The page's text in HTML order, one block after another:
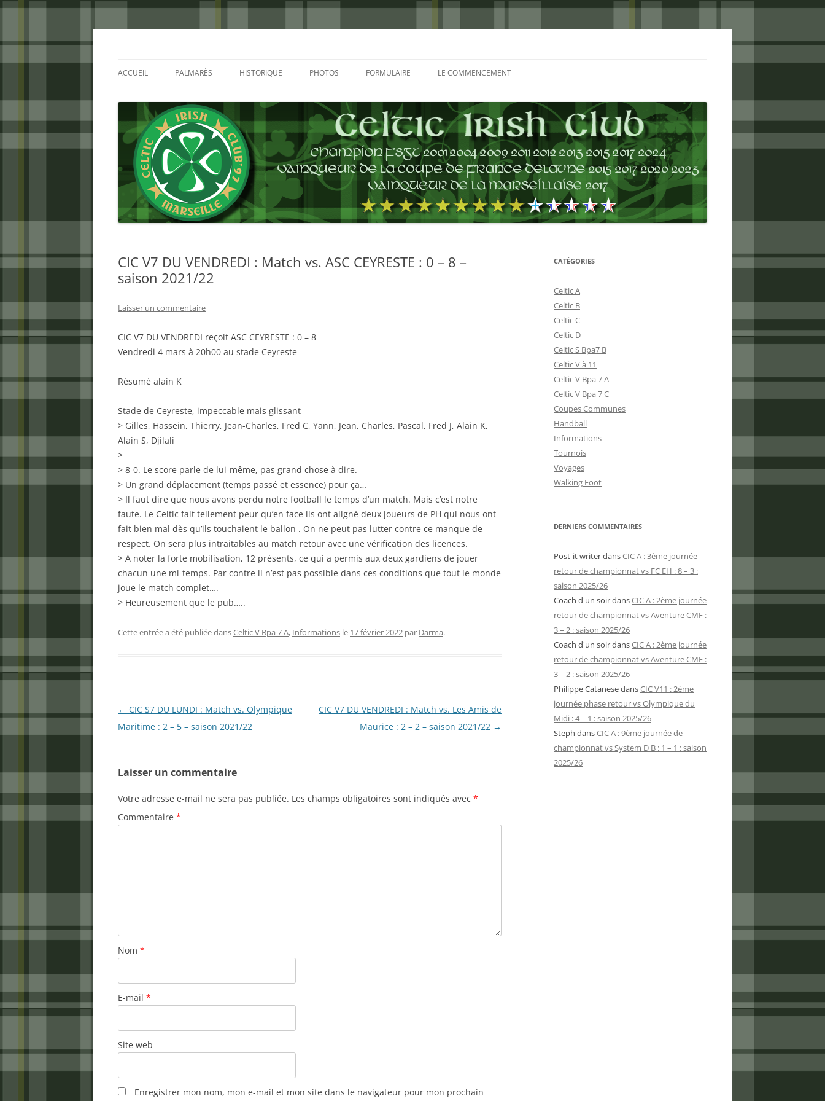
Aller
ACCUEIL PALMARÈS HISTORIQUE PHOTOS
GLASGOW 2002
CHARLIE & THE BHOYS 2006
PRAGUE 2006
NICE 2008
FORMULAIRE LE COMMENCEMENT
CIC V7 DU VENDREDI : Match vs. ASC CEYRESTE : 0 – 8 –
saison 2021/22
Laisser un commentaire
CIC V7 DU VENDREDI reçoit ASC CEYRESTE : 0 – 8
Vendredi 4 mars à 20h00 au stade Ceyreste
Résumé alain K
Stade de Ceyreste, impeccable mais glissant
> Gilles, Hassein, Thierry, Jean-Charles, Fred C, Yann, Jean, Charles, Pascal, Fred J, Alain K,
Alain S, Djilali
>
> 8-0. Le score parle de lui-même, pas grand chose à dire.
> Un grand déplacement (temps passé et essence) pour ça…
> Il faut dire que nous avons perdu notre football le temps d’un match. Mais c’est notre
faute. Le Celtic fait tellement peur qu’en face ils ont aligné deux joueurs de PH qui nous ont
fait bien mal dès qu’ils touchaient le ballon . On ne peut pas lutter contre ce manque de
respect. On sera plus intraitables au match retour avec une vérification des licences.
> A noter la forte mobilisation, 12 présents, ce qui a permis aux deux gardiens de jouer
chacun une mi-temps. Par contre il n’est pas possible dans ces conditions que tout le monde
joue le match complet….
> Heureusement que le pub…..
Cette entrée a été publiée dansCeltic V Bpa 7 A, Informations le 17 février 2022 par Darma.
Navigation
des
← CIC S7 DU LUNDI : Match vs. Olympique
Maritime : 2 – 5 – saison 2021/22
CIC V7 DU VENDREDI : Match vs. Les Amis de
Maurice : 2 – 2 – saison 2021/22 →
Laisser un commentaire
Votre adresse e-mail ne sera pas publiée. Les champs obligatoires sont indiqués avec *
Commentaire *
Nom *
E-mail *
Site web
Enregistrer mon nom, mon e-mail et mon site dans le navigateur pour mon prochain
CATÉGORIES
Celtic A
Celtic B
Celtic C
Celtic D
Celtic S Bpa7 B
Celtic V à 11
Celtic V Bpa 7 A
Celtic V Bpa 7 C
Coupes Communes
Handball
Informations
Tournois
Voyages
Walking Foot
DERNIERS COMMENTAIRES
Post-it writerdansCIC A : 3ème journée
retour de championnat vs FC EH : 8 – 3 :
saison 2025/26
Coach d'un soirdansCIC A : 2ème journée
retour de championnat vs Aventure CMF :
3 – 2 : saison 2025/26
Coach d'un soirdansCIC A : 2ème journée
retour de championnat vs Aventure CMF :
3 – 2 : saison 2025/26
Philippe CatanesedansCIC V11 : 2ème
journée phase retour vs Olympique du
Midi : 4 – 1 : saison 2025/26
Steph dansCIC A : 9ème journée de
championnat vs System D B : 1 – 1 : saison
2025/26